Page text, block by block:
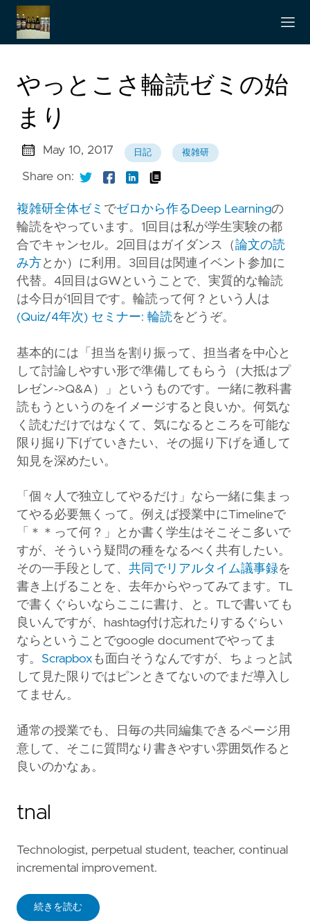
やっとこさ輪読ゼミの始
まり
May 10, 2017 日記 複雑研
Share on:
複雑研全体ゼミ でゼロから作るDeep Learningの
輪読をやっています。1回目は私が学生実験の都
合でキャンセル。2回目はガイダンス（論文の読
み方とか）に利用。3回目は関連イベント参加に
代替。4回目はGWということで、実質的な輪読
は今日が1回目です。輪読って何？という人は
(Quiz/4年次) セミナー: 輪読をどうぞ。
基本的には「担当を割り振って、担当者を中心と
して討論しやすい形で準備してもらう（大抵はプ
レゼン->Q&A）」というものです。一緒に教科書
読もうというのをイメージすると良いか。何気な
く読むだけではなくて、気になるところを可能な
限り掘り下げていきたい、その掘り下げを通して
知見を深めたい。
「個々人で独立してやるだけ」なら一緒に集まっ
てやる必要無くって。例えば授業中にTimelineで
「＊＊って何？」とか書く学生はそこそこ多いで
すが、そういう疑問の種をなるべく共有したい。
その一手段として、 共同でリアルタイム議事録を
書き上げることを、去年からやってみてます。TL
で書くぐらいならここに書け、と。TLで書いても
良いんですが、hashtag付け忘れたりするぐらい
ならということでgoogle documentでやってま
す。 Scrapbox も面白そうなんですが、ちょっと試
して見た限りではピンときてないのでまだ導入し
てません。
通常の授業でも、日毎の共同編集できるページ用
意して、そこに質問なり書きやすい雰囲気作ると
良いのかなぁ。
tnal
Technologist, perpetual student, teacher, continual
incremental improvement.
続きを読む